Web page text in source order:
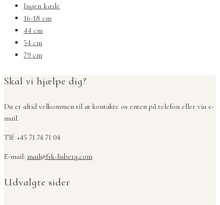
Ingen kæde
16-18 cm
44 cm
54 cm
79 cm
Skal vi hjælpe dig?
Du er altid velkommen til at kontakte os enten på telefon eller via e-
mail.
Tlf: +45 71 74 71 04
E-mail: mail@frk-lisberg.com
Udvalgte sider